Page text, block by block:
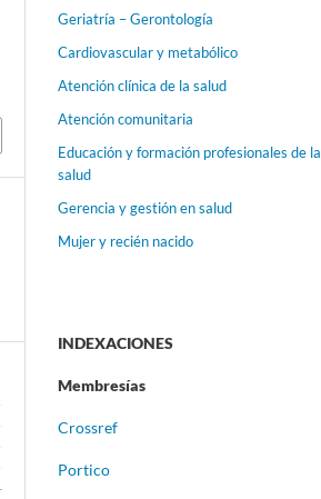
Geriatría – Gerontología
Cardiovascular y metabólico
Atención clínica de la salud
Atención comunitaria
Educación y formación profesionales de la
salud
Gerencia y gestión en salud
Mujer y recién nacido
INDEXACIONES
Membresías
Crossref
Portico